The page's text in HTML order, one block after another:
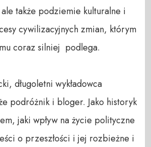
także podziemie kulturalne i
cywilizacyjnych zmian, którym
coraz silniej  podlega.
długoletni wykładowca
podróżnik i bloger. Jako historyk
jaki wpływ na życie polityczne
o przeszłości i jej rozbieżne i